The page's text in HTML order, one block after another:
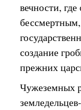
вечности,
создание
прежних
Чужеземных